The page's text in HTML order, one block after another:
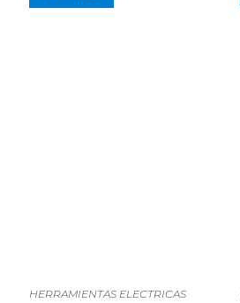
HERRAMIENTAS ELECTRICAS